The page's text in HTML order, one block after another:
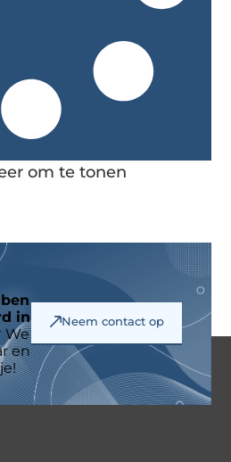
om te tonen
in
We
en
Neem contact op